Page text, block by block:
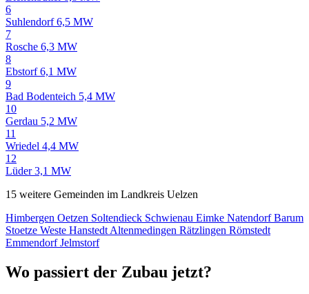
6
Suhlendorf 6,5 MW
7
Rosche 6,3 MW
8
Ebstorf 6,1 MW
9
Bad Bodenteich 5,4 MW
10
Gerdau 5,2 MW
11
Wriedel 4,4 MW
12
Lüder 3,1 MW
15 weitere Gemeinden im Landkreis Uelzen
Himbergen Oetzen Soltendieck Schwienau Eimke NatendorfBarum
Stoetze Weste Hanstedt Altenmedingen Rätzlingen Römstedt
EmmendorfJelmstorf
Wo passiert der Zubau jetzt?